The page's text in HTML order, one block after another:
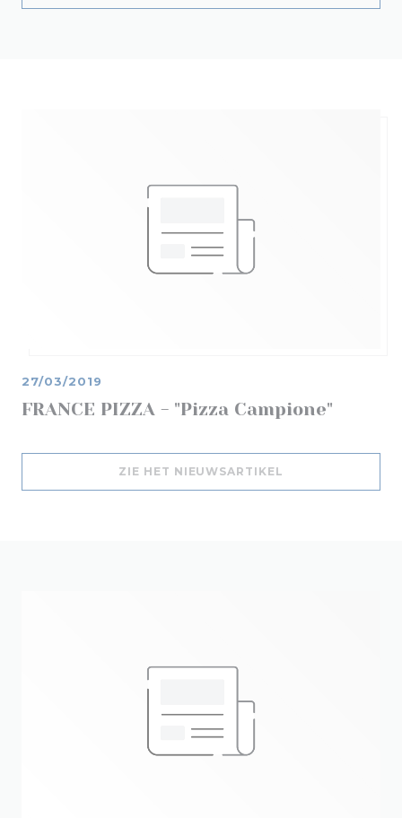
FRANCE PIZZA - "Pizza Campione"
27/03/2019
ZIE HET NIEUWSARTIKEL